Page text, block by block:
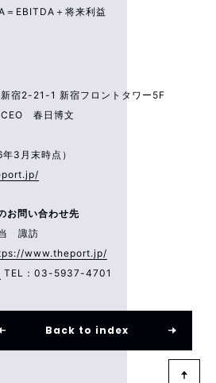
EBITDA＋将来利益
宿2-21-1 新宿フロントタワー5F
CEO 春日博文
3月末時点）
お問い合わせ先
当 諏訪
www.theport.jp/
TEL：03-5937-4701
Back to index